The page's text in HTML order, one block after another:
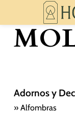
Adornos y
» Alfombras